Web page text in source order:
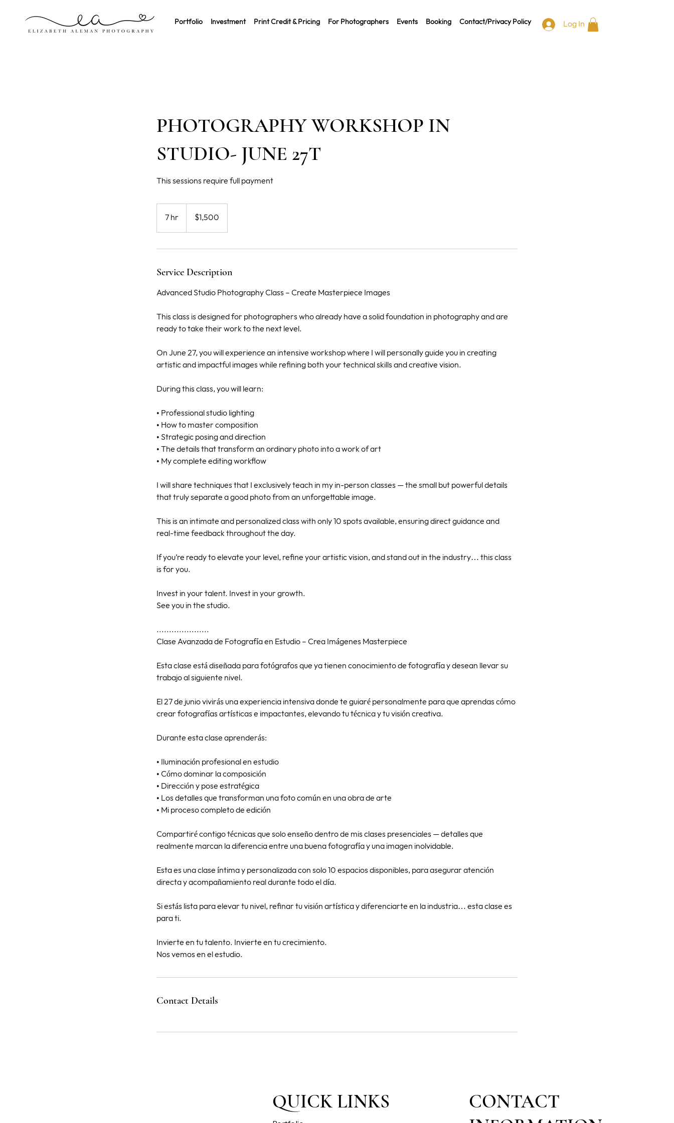
Portfolio Investment Print Credit & Pricing For Photographers Events Booking Contact/Privacy Policy Log In
PHOTOGRAPHY WORKSHOP IN
STUDIO- JUNE 27T
This sessions require full payment
7 hr
dollars$1,500
Service Description
Advanced Studio Photography Class – Create Masterpiece Images
This class is designed for photographers who already have a solid foundation in photography and are
ready to take their work to the next level.
On June 27, you will experience an intensive workshop where I will personally guide you in creating
artistic and impactful images while refining both your technical skills and creative vision.
During this class, you will learn:
• Professional studio lighting
• How to master composition
• Strategic posing and direction
• The details that transform an ordinary photo into a work of art
• My complete editing workflow
I will share techniques that I exclusively teach in my in-person classes — the small but powerful details
that truly separate a good photo from an unforgettable image.
This is an intimate and personalized class with only 10 spots available, ensuring direct guidance and
real-time feedback throughout the day.
If you’re ready to elevate your level, refine your artistic vision, and stand out in the industry… this class
is for you.
Invest in your talent. Invest in your growth.
See you in the studio.
.....................
Clase Avanzada de Fotografía en Estudio – Crea Imágenes Masterpiece
Esta clase está diseñada para fotógrafos que ya tienen conocimiento de fotografía y desean llevar su
trabajo al siguiente nivel.
El 27 de junio vivirás una experiencia intensiva donde te guiaré personalmente para que aprendas cómo
crear fotografías artísticas e impactantes, elevando tu técnica y tu visión creativa.
Durante esta clase aprenderás:
• Iluminación profesional en estudio
• Cómo dominar la composición
• Dirección y pose estratégica
• Los detalles que transforman una foto común en una obra de arte
• Mi proceso completo de edición
Compartiré contigo técnicas que solo enseño dentro de mis clases presenciales — detalles que
realmente marcan la diferencia entre una buena fotografía y una imagen inolvidable.
Esta es una clase íntima y personalizada con solo 10 espacios disponibles, para asegurar atención
directa y acompañamiento real durante todo el día.
Si estás lista para elevar tu nivel, refinar tu visión artística y diferenciarte en la industria… esta clase es
para ti.
Invierte en tu talento. Invierte en tu crecimiento.
Contact Details
QUICK LINKS
CONTACT